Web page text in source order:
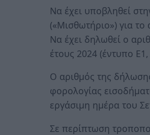
Να έχει υποβληθεί
(«Μισθωτήριο») για το
Να έχει δηλωθεί ο
έτους 2024 (έντυπο
Ο αριθμός της
φορολογίας
εργάσιμη ημέρα του
Σε περίπτωση